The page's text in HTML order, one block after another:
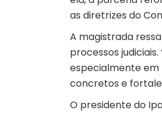
as diretrizes do
A magistrada
processos
especialmente em
concretos e
O presidente do